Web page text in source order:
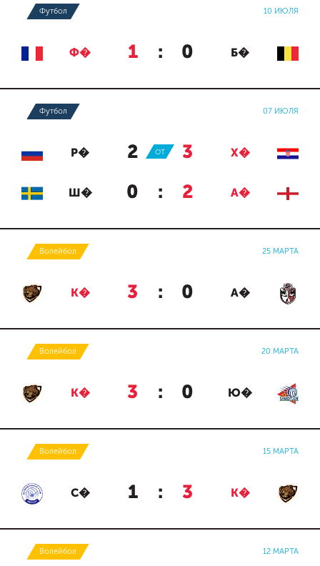
Футбол 10 ИЮЛЯ
Ф� 1 : 0 Б�
Футбол 07 ИЮЛЯ
Р� 2 : 3 Х�
ОТ
Ш� 0 : 2 А�
Волейбол 25 МАРТА
К� 3 : 0 А�
Волейбол 20 МАРТА
К� 3 : 0 Ю�
Волейбол 15 МАРТА
С� 1 : 3 К�
Волейбол 12 МАРТА